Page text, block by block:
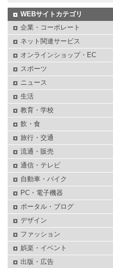
WEBサイトカテゴリ
企業・コーポレート
ネット関連サービス
オンラインショップ・EC
スポーツ
ニュース
生活
教育・学校
飲・食
旅行・交通
流通・販売
通信・テレビ
自動車・バイク
PC・電子機器
ポータル・ブログ
デザイン
ファッション
娯楽・イベント
出版・広告